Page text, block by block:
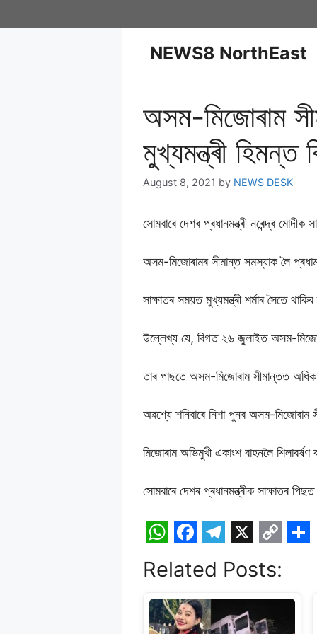
NEWS8 NorthEast
অসম-মিজোৰাম
মুখ্যমন্ত্ৰী হিমন্ত
August 8, 2021 by NEWS DESK
সোমবাৰে দেশৰ প্ৰধানমন্ত্ৰী নৰেন্দ্ৰ মোদীক
অসম-মিজোৰামৰ সীমান্ত সমস্যাক লৈ
সাক্ষাতৰ সময়ত মুখ্যমন্ত্ৰী শৰ্মাৰ সৈতে
উল্লেখ্য যে, বিগত ২৬ জুলাইত অসম-
তাৰ পাছতে অসম-মিজোৰাম সীমান্তত অধিক
অৱশ্যে শনিবাৰে নিশা পুনৰ অসম-মিজোৰাম
মিজোৰাম অভিমুখী একাংশ বাহনলৈ শিলাবৰ্ষণ
সোমবাৰে দেশৰ প্ৰধানমন্ত্ৰীক সাক্ষাতৰ
h
a
t
a
c
e
e
l
e
o
p
y
a
Related Posts: